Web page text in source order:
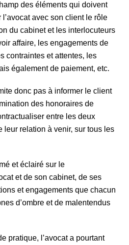
des éléments qui doivent
avec son client le rôle
du cabinet et les interlocuteurs
affaire, les engagements de
contraintes et attentes, les
également de paiement, etc.
donc pas à informer le client
des honoraires de
entre les deux
leur relation à venir, sur tous les
et éclairé sur le
et de son cabinet, de ses
et engagements que chacun
d’ombre et de malentendus
pratique, l’avocat a pourtant